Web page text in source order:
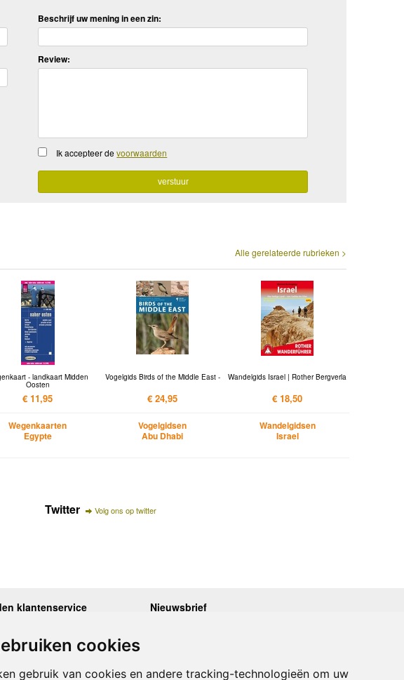
cookies
gebruik van cookies en andere tracking-technologieën om uw
Beschrijf uw mening in een zin:
Review:
Ik accepteer devoorwaarden
Alle gerelateerde rubrieken >
- landkaart Midden
Oosten
€ 11,95
Wegenkaarten
Egypte
Vogelgids Birds of the Middle East -
€ 24,95
Vogelgidsen
Abu Dhabi
Wandelgids Israel | Rother Bergverla
€ 18,50
Wandelgidsen
Israel
Twitter Volg ons op twitter
klantenservice
10.00 - 12.30 en 13.30 - 17.00
10.00 - 12.30 en 13.30 - 17.00
Nieuwsbrief
Onze laatste Nieuwsbrief